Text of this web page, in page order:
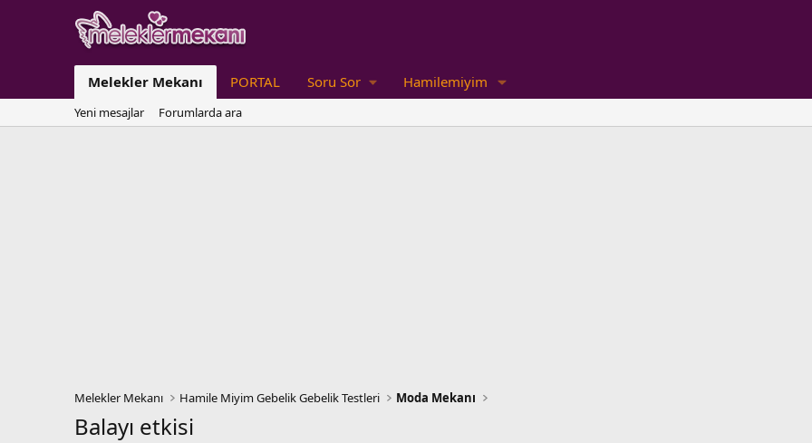
Melekler Mekanı PORTAL Soru Sor Hamilemiyim
Yeni mesajlar Forumlarda ara
Melekler Mekanı Hamile Miyim Gebelik Gebelik Testleri Moda Mekanı
Balayı etkisi